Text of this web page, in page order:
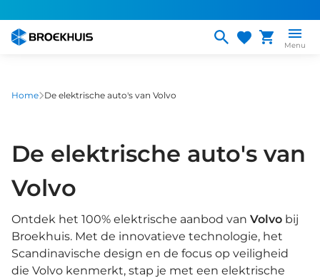
naar
gaan
Menu
Home De elektrische auto's van Volvo
De elektrische auto's van
Volvo
Ontdek het 100% elektrische aanbod van Volvo bij
Broekhuis. Met de innovatieve technologie, het
Scandinavische design en de focus op veiligheid
die Volvo kenmerkt, stap je met een elektrische